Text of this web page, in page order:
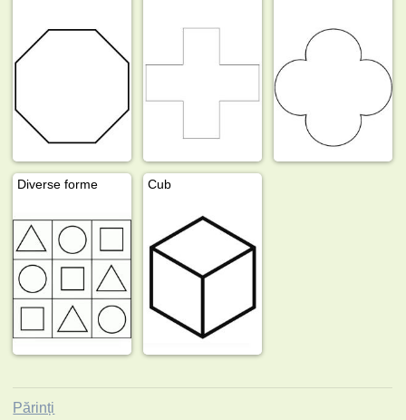
Diverse forme Cub
Părinți